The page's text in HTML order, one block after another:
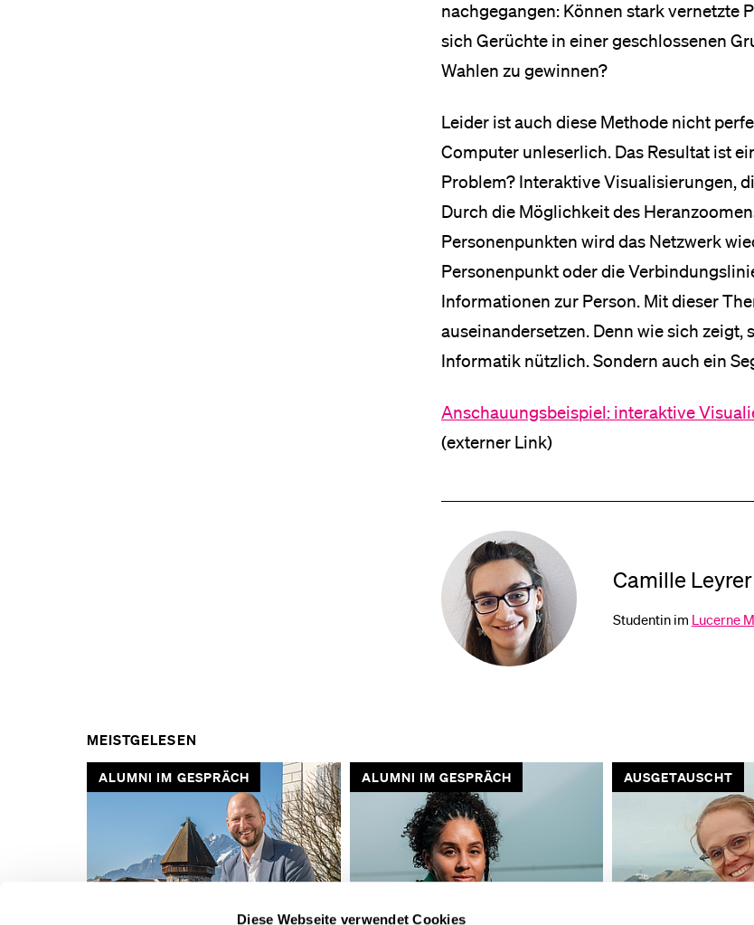
Diese Webseite verwendet Cookies
nachgegangen: Können stark vernetzte
sich Gerüchte in einer geschlossenen
Wahlen zu gewinnen?
Leider ist auch diese Methode nicht
Computer unleserlich. Das Resultat ist
Problem? Interaktive Visualisierungen,
Durch die Möglichkeit des
Personenpunkten wird das Netzwerk
Personenpunkt oder die
Informationen zur Person. Mit dieser
auseinandersetzen. Denn wie sich
Informatik nützlich. Sondern auch ein
Anschauungsbeispiel: interaktive
(externer Link)
Camille Leyrer
Studentin im Lucerne
MEISTGELESEN
ALUMNI IM GESPRÄCH AUSGETAUSCHT FORSCHUNG
VORHERIGE